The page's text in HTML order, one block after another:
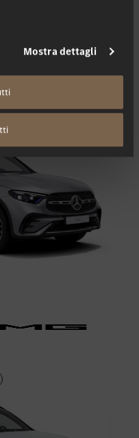
Mostra dettagli
di costruzioni